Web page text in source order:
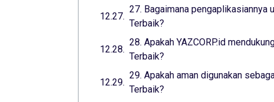
27. Bagaimana pengaplikasiannya
Terbaik?
28. Apakah YAZCORP.id
Terbaik?
29. Apakah aman digunakan
Terbaik?